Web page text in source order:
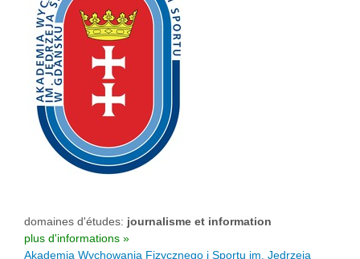
domaines d'études: journalisme et information
plus d'informations »
Akademia Wychowania Fizycznego i Sportu im. Jędrzeja